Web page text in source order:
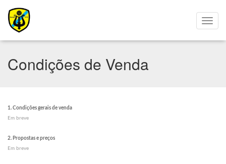
Condições de Venda
1. Condições gerais de venda
Em breve
2. Propostas e preços
Em breve